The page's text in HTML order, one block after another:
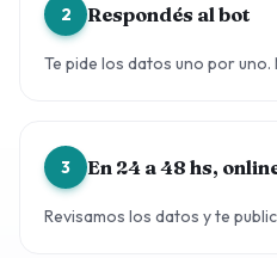
2 Respondés al bot
Te pide los datos uno por uno.
3 En 24 a 48 hs,
Revisamos los datos y te